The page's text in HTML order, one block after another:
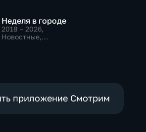
Неделя в городе
2018 – 2026,
Новостные,
приложение Смотрим